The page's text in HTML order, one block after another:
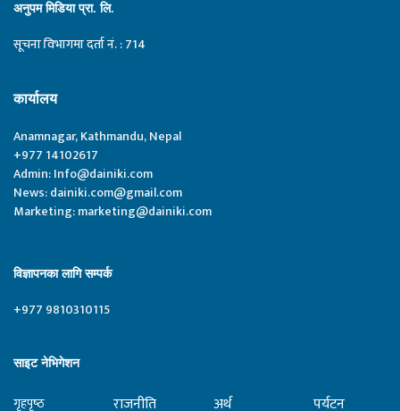
अनुपम मिडिया प्रा. लि.
सूचना विभागमा दर्ता नं. : 714
कार्यालय
Anamnagar, Kathmandu, Nepal
+977 14102617
Admin:Info@dainiki.com
News:dainiki.com@gmail.com
Marketing:marketing@dainiki.com
विज्ञापनका लागि सम्पर्क
+977 9810310115
साइट नेभिगेशन
गृहपृष्‍ठ राजनीति अर्थ पर्यटन